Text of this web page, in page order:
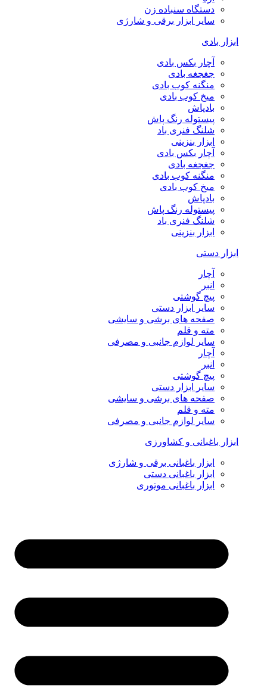
دستگاه سنباده زن
سایر ابزار برقی و شارژی
ابزار بادی
آچار بکس بادی
جغجغه بادی
منگنه کوب بادی
میخ کوب بادی
بادپاش
پیستوله رنگ پاش
شلنگ فنری باد
ابزار بنزینی
آچار بکس بادی
جغجغه بادی
منگنه کوب بادی
میخ کوب بادی
بادپاش
پیستوله رنگ پاش
شلنگ فنری باد
ابزار بنزینی
ابزار دستی
آچار
انبر
پیچ گوشتی
سایر ابزار دستی
صفحه های برشی و سایشی
مته و قلم
سایر لوازم جانبی و مصرفی
آچار
انبر
پیچ گوشتی
سایر ابزار دستی
صفحه های برشی و سایشی
مته و قلم
سایر لوازم جانبی و مصرفی
ابزار باغبانی و کشاورزی
ابزار باغبانی برقی و شارژی
ابزار باغبانی دستی
ابزار باغبانی موتوری